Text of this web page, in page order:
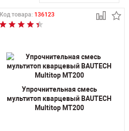
Код товара: 136123
Упрочнительная смесь
мультитоп кварцевый BAUTECH
Multitop MT200